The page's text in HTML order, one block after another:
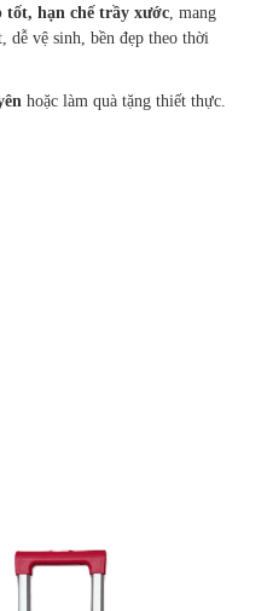
tốt, hạn chế trầy xước, mang
dễ vệ sinh, bền đẹp theo thời
hoặc làm quà tặng thiết thực.